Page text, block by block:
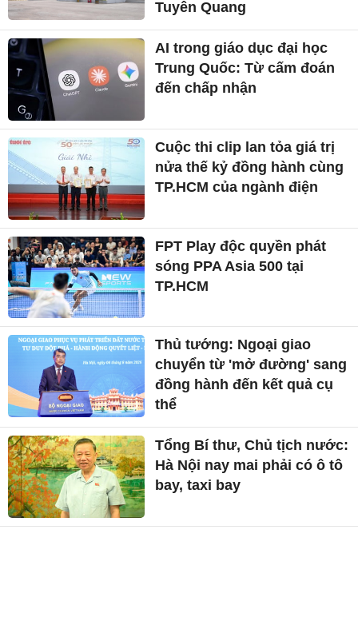
Tuyên Quang
AI trong giáo dục đại học
Trung Quốc: Từ cấm đoán
đến chấp nhận
Cuộc thi clip lan tỏa giá trị
nửa thế kỷ đồng hành cùng
TP.HCM của ngành điện
FPT Play độc quyền phát
sóng PPA Asia 500 tại
TP.HCM
Thủ tướng: Ngoại giao
chuyển từ 'mở đường' sang
đồng hành đến kết quả cụ
thể
Tổng Bí thư, Chủ tịch nước:
Hà Nội nay mai phải có ô tô
bay, taxi bay